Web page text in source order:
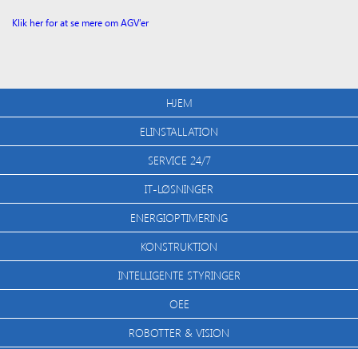
Klik her for at se mere om AGV’er
HJEM
ELINSTALLATION
SERVICE 24/7
IT-LØSNINGER
ENERGIOPTIMERING
KONSTRUKTION
INTELLIGENTE STYRINGER
OEE
ROBOTTER & VISION